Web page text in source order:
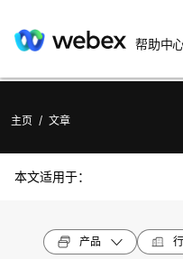
帮助中
主页 / 文章
本文适用于：
产品